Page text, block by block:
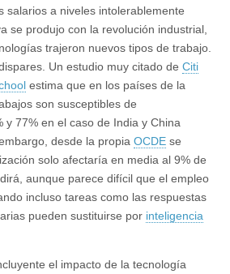
salarios a niveles intolerablemente
se produjo con la revolución industrial,
trajeron nuevos tipos de trabajo.
Un estudio muy citado de Citi
estima que en los países de la
son susceptibles de
y 77% en el caso de India y China
desde la propia OCDE se
solo afectaría en media al 9% de
aunque parece difícil que el empleo
incluso tareas como las respuestas
pueden sustituirse por inteligencia
el impacto de la tecnología